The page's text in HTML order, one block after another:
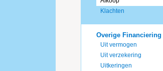
Klachten
Overige Financiering
Uit vermogen
Uit verzekering
Uitkeringen